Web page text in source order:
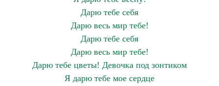
Дарю тебе себя
Дарю весь мир тебе!
Дарю тебе себя
Дарю весь мир тебе!
Дарю тебе цветы! Девочка под зонтиком
Я дарю тебе мое сердце